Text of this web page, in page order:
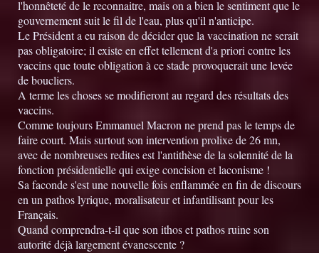
l'honnêteté de le reconnaitre, mais on a bien le sentiment que le
gouvernement suit le fil de l'eau, plus qu'il n'anticipe.
Le Président a eu raison de décider que la vaccination ne serait
pas obligatoire; il existe en effet tellement d'a priori contre les
vaccins que toute obligation à ce stade provoquerait une levée
de boucliers.
A terme les choses se modifieront au regard des résultats des
vaccins.
Comme toujours Emmanuel Macron ne prend pas le temps de
faire court. Mais surtout son intervention prolixe de 26 mn,
avec de nombreuses redites est l'antithèse de la solennité de la
fonction présidentielle qui exige concision et laconisme !
Sa faconde s'est une nouvelle fois enflammée en fin de discours
en un pathos lyrique, moralisateur et infantilisant pour les
Français.
Quand comprendra-t-il que son ithos et pathos ruine son
autorité déjà largement évanescente ?